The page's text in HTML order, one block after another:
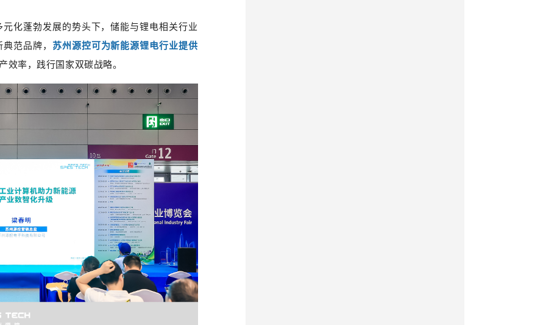
化蓬勃发展的势头下，储能与锂电相关行业
范品牌， 苏州源控可为新能源锂电行业提供
效率，践行国家双碳战略。